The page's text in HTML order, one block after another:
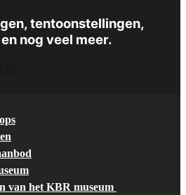
tentoonstellingen,
nog veel meer.
van het KBR museum